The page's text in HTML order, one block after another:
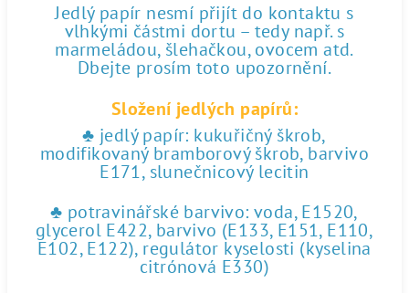
Jedlý papír nesmí přijít do kontaktu s
vlhkými částmi dortu – tedy např. s
marmeládou, šlehačkou, ovocem atd.
Dbejte prosím toto upozornění.
Složení jedlých papírů:
♣ jedlý papír: kukuřičný škrob,
modifikovaný bramborový škrob, barvivo
E171, slunečnicový lecitin
♣ potravinářské barvivo: voda, E1520,
glycerol E422, barvivo (E133, E151, E110,
E102, E122), regulátor kyselosti (kyselina
citrónová E330)